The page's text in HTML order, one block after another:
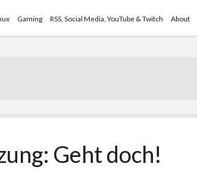
Gaming RSS, Social Media, YouTube & Twitch About
Geht doch!